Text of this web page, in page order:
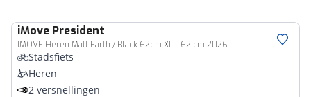
iMove President
IMOVE Heren Matt Earth / Black 62cm XL - 62 cm 2026
Stadsfiets
Heren
2 versnellingen